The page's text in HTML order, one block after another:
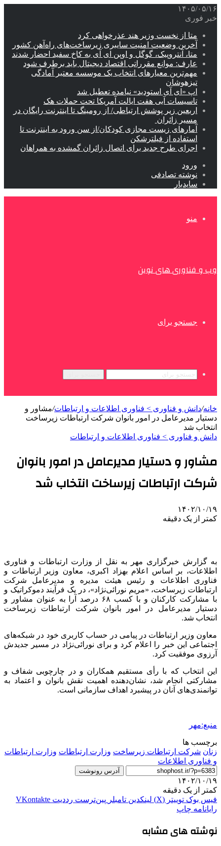
۱۴۰۵/۰۵/۱۶
خبر فوری
متا از نخست وزیر هند عذرخواهی کرد
آخرین وضعیت امنیت سایبری زیرساخت‌های راه‌آهن کشور
متا، آنتروپیک، گوگل و اوپن ای آی به کاخ سفید احضار شدند
عارف: موانع مقرراتی اقتصاد دیجیتال باید برطرف شود
مهم‌ترین معیارهای انتخاب یک موسسه معتبر آمادگی
تیزهوشان
اپ «ای آی استودید» نیامده تعطیل شد
تاسیسات آبی هفت ایالت آمریکا تحت حملات هک
اربعین زیر پوشش ارتباطی/ از رومینگ تا اینترنت رایگان در
مسیر زائران
آمارهای زیست مجازی کودکان/از سن ورود به اینترنت تا
استفاده از فیلترشکن
اجرای طرح جدید برای اتصال زائران گمشده به همراهان
ورود
نوشته تصادفی
سایدبار
منو
وب و فناوری های نوین
جستجو برای
خانه/دانش و فناوری > فناوری اطلاعات و ارتباطات/مشاور و
دستیار مدیرعامل در امور بانوان شرکت ارتباطات زیرساخت
انتخاب شد
دانش و فناوری > فناوری اطلاعات و ارتباطات
مشاور و دستیار مدیرعامل در امور بانوان
شرکت ارتباطات زیرساخت انتخاب شد
۱۴۰۲/۱۰/۱۹
کمتر از یک دقیقه
به گزارش خبرگزاری مهر به نقل از وزارت ارتباطات و فناوری
اطلاعات، بر اساس اعلام بهزاد اکبری، معاون وزیر ارتباطات و
فناوری اطلاعات و رئیس هیئت مدیره و مدیرعامل شرکت
ارتباطات زیرساخت، «مریم نورائی‌نژاد»، در یک فرآیند دموکراتیک و
با مشارکت کارکنان و با کسب ۶۸ درصد آرا به عنوان مشاور و
دستیار مدیرعامل در امور بانوان شرکت ارتباطات زیرساخت
انتخاب شد.
معاون وزیر ارتباطات در پیامی در حساب کاربری خود در شبکه‌های
اجتماعی این خبر را اعلام کرد و برای نورائی‌نژاد در مسیر جدیدش
آرزوی موفقیت کرد.
این انتخاب که با رأی مستقیم همکاران و در چارچوبی شفاف و
مشارکتی انجام شد، نشان‌دهنده اهمیت نقش بانوان و اعتماد به
توانمندی‌های آنان در پیشبرد اهداف سازمانی است.
منبع:مهر
برچسب ها
زنان شرکت ارتباطات زیرساخت وزارت ارتباطات وزارت ارتباطات
و فناوری اطلاعات
آدرس رونوشت
۱۴۰۲/۱۰/۱۹
کمتر از یک دقیقه
فیس بوک توییتر (X) لینکدین ‫تامبلر ‫پین‌ترست ‫رددیت ‫VKontakte
رایانامه چاپ
نوشته های مشابه